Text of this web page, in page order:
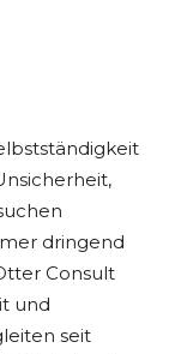
dringend
Consult
und
seit